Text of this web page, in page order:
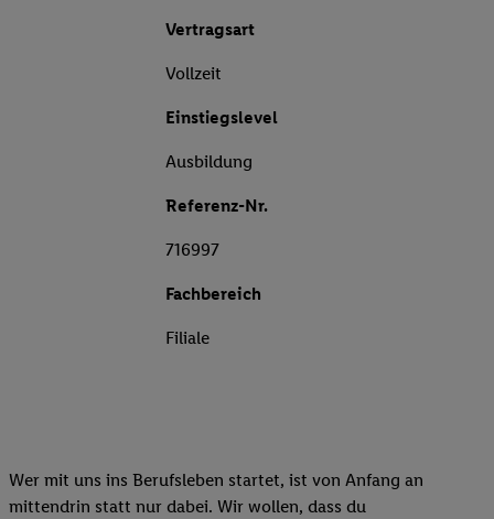
Vertragsart
Vollzeit
Einstiegslevel
Ausbildung
Referenz-Nr.
716997
Fachbereich
Filiale
Wer mit uns ins Berufsleben startet, ist von Anfang an
mittendrin statt nur dabei. Wir wollen, dass du